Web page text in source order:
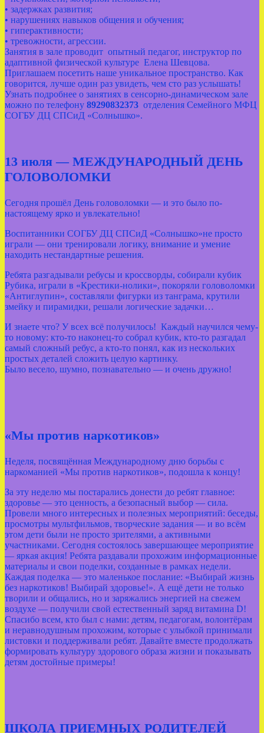
• задержках развития;
• нарушениях навыков общения и обучения;
• гиперактивности;
• тревожности, агрессии.
Занятия в зале проводит опытный педагог, инструктор по
адаптивной физической культуре Елена Шевцова.
Приглашаем посетить наше уникальное пространство. Как
говорится, лучше один раз увидеть, чем сто раз услышать!
Узнать подробнее о занятиях в сенсорно-динамическом зале
можно по телефону 89290832373 отделения Семейного МФЦ
СОГБУ ДЦ СПСиД «Солнышко».
13 июля — МЕЖДУНАРОДНЫЙ ДЕНЬ
ГОЛОВОЛОМКИ
Сегодня прошёл День головоломки — и это было по-
настоящему ярко и увлекательно!
Воспитанники СОГБУ ДЦ СПСиД «Солнышко»не просто
играли — они тренировали логику, внимание и умение
находить нестандартные решения.
Ребята разгадывали ребусы и кроссворды, собирали кубик
Рубика, играли в «Крестики‑нолики», покоряли головоломки
«Антиглупин», составляли фигурки из танграма, крутили
змейку и пирамидки, решали логические задачки…
И знаете что? У всех всё получилось! Каждый научился чему-
то новому: кто-то наконец-то собрал кубик, кто-то разгадал
самый сложный ребус, а кто-то понял, как из нескольких
простых деталей сложить целую картинку.
Было весело, шумно, познавательно — и очень дружно!
«Мы против наркотиков»
Неделя, посвящённая Международному дню борьбы с
наркоманией «Мы против наркотиков», подошла к концу!
За эту неделю мы постарались донести до ребят главное:
здоровье — это ценность, а безопасный выбор — сила.
Провели много интересных и полезных мероприятий: беседы,
просмотры мультфильмов, творческие задания — и во всём
этом дети были не просто зрителями, а активными
участниками. Сегодня состоялось завершающее мероприятие
— яркая акция! Ребята раздавали прохожим информационные
материалы и свои поделки, созданные в рамках недели.
Каждая поделка — это маленькое послание: «Выбирай жизнь
без наркотиков! Выбирай здоровье!». А ещё дети не только
творили и общались, но и заряжались энергией на свежем
воздухе — получили свой естественный заряд витамина D!
Спасибо всем, кто был с нами: детям, педагогам, волонтёрам
и неравнодушным прохожим, которые с улыбкой принимали
листовки и поддерживали ребят. Давайте вместе продолжать
формировать культуру здорового образа жизни и показывать
детям достойные примеры!
ШКОЛА ПРИЕМНЫХ РОДИТЕЛЕЙ